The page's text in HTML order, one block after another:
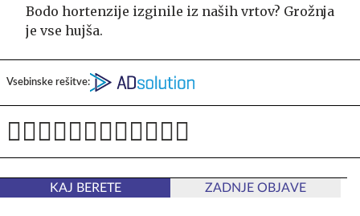
Bodo hortenzije izginile iz naših vrtov? Grožnja
je vse hujša.
Vsebinske rešitve:
KAJ BERETE ZADNJE OBJAVE